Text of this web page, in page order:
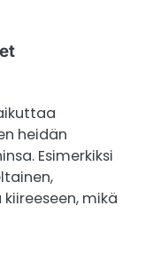
heidän
Esimerkiksi
mikä